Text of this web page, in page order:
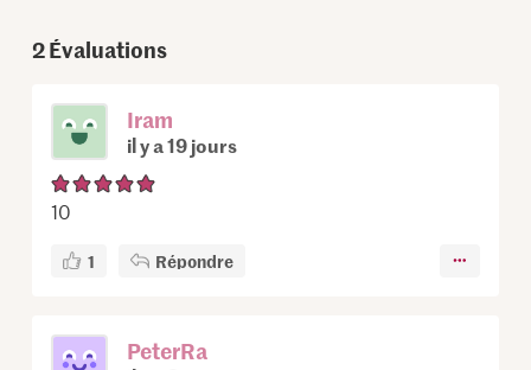
2Évaluations
Iram
il y a 19 jours
10
1 Répondre
PeterRa